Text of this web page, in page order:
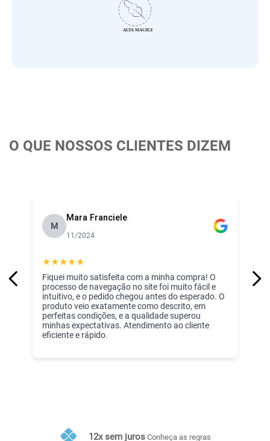
O QUE NOSSOS CLIENTES DIZEM
M
Mara Franciele
11/2024
★★★★★
Fiquei muito satisfeita com a minha compra! O
processo de navegação no site foi muito fácil e
intuitivo, e o pedido chegou antes do esperado. O
produto veio exatamente como descrito, em
perfeitas condições, e a qualidade superou
minhas expectativas. Atendimento ao cliente
eficiente e rápido.
10% de desconto no PIX